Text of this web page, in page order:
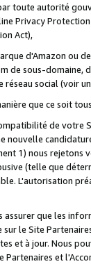
toute autorité
Privacy
Act),
d'Amazon ou
de sous-
social (voir
que ce soit
de votre
nouvelle
1) nous
(telle que
L'autorisation
assurer que les
sur le Site
et à jour. Nous
Partenaires et